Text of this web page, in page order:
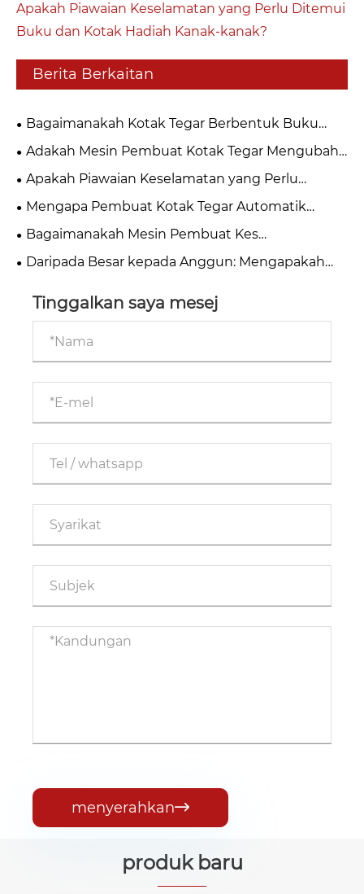
Apakah Piawaian Keselamatan yang Perlu Ditemui
Buku dan Kotak Hadiah Kanak-kanak?
Berita Berkaitan
Bagaimanakah Kotak Tegar Berbentuk Buku
Dibuat? Panduan Lengkap Proses Pengilangan
Adakah Mesin Pembuat Kotak Tegar Mengubah
Pengeluaran Pembungkusan Moden?
Apakah Piawaian Keselamatan yang Perlu
Ditemui Buku dan Kotak Hadiah Kanak-kanak?
Mengapa Pembuat Kotak Tegar Automatik
Merevolusikan Pembungkusan?
Bagaimanakah Mesin Pembuat Kes
Menyempurnakan Pengeluaran Sampul Anda?
Daripada Besar kepada Anggun: Mengapakah
Tinggalkan saya mesej
menyerahkan
produk baru